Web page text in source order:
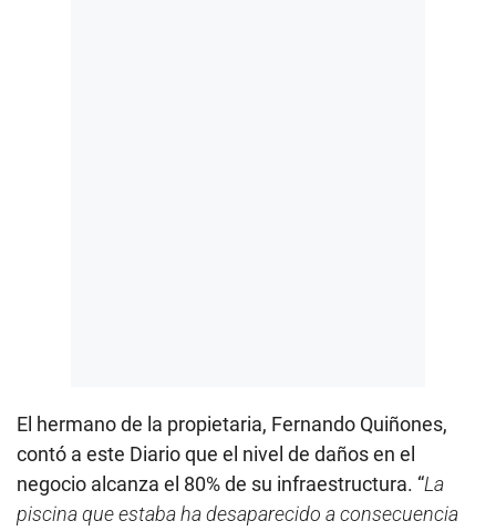
El hermano de la propietaria, Fernando Quiñones,
contó a este Diario que el nivel de daños en el
negocio alcanza el 80% de su infraestructura. “La
piscina que estaba ha desaparecido a consecuencia